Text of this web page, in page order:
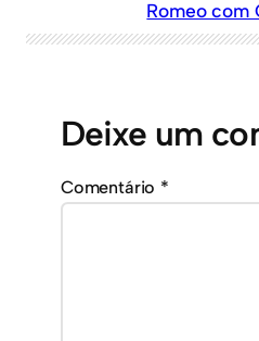
Romeo com
Deixe um
Comentário *